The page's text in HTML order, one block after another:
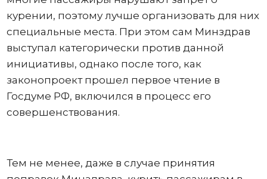
курении, поэтому лучше организовать для них
специальные места. При этом сам Минздрав
выступал категорически против данной
инициативы, однако после того, как
законопроект прошел первое чтение в
Госдуме РФ, включился в процесс его
совершенствования.
Тем не менее, даже в случае принятия